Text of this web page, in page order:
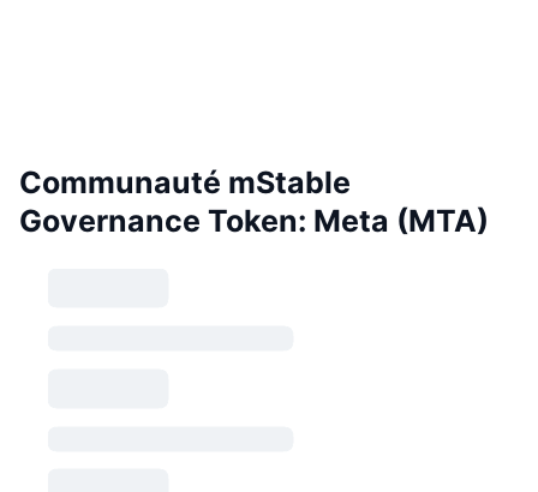
Communauté mStable
Governance Token: Meta (MTA)